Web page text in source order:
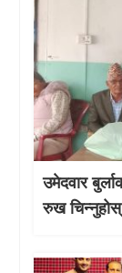
उमेदवार
रुख